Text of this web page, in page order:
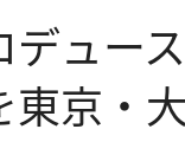
デュー
東京・